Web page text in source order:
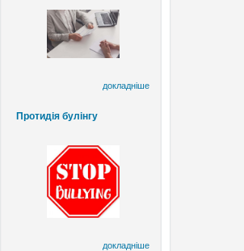
докладніше
Протидія булінгу
докладніше